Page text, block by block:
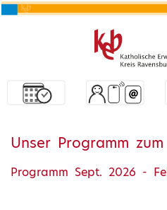
Unser Programm
Programm Sept. 2026 -